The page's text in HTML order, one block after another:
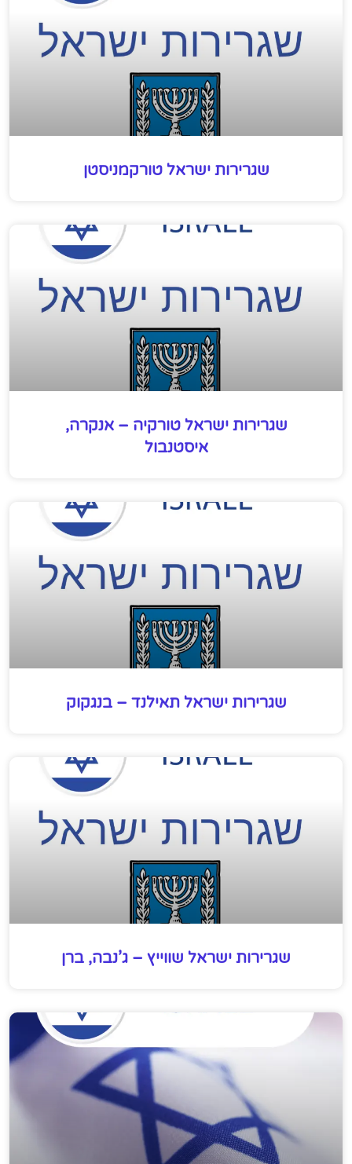
שגרירות ישראל טורקמניסטן
שגרירות ישראל טורקיה – אנקרה,
איסטנבול
שגרירות ישראל תאילנד – בנגקוק
שגרירות ישראל שווייץ – ג’נבה, ברן